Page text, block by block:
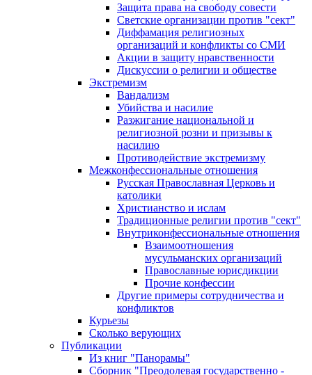
Защита права на свободу совести
Светские организации против "сект"
Диффамация религиозных
организаций и конфликты со СМИ
Акции в защиту нравственности
Дискуссии о религии и обществе
Экстремизм
Вандализм
Убийства и насилие
Разжигание национальной и
религиозной розни и призывы к
насилию
Противодействие экстремизму
Межконфессиональные отношения
Русская Православная Церковь и
католики
Христианство и ислам
Традиционные религии против "сект"
Внутриконфессиональные отношения
Взаимоотношения
мусульманских организаций
Православные юрисдикции
Прочие конфессии
Другие примеры сотрудничества и
конфликтов
Курьезы
Сколько верующих
Публикации
Из книг "Панорамы"
Сборник "Преодолевая государственно -